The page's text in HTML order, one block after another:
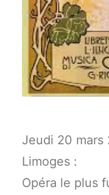
Jeudi 20 mars
Limoges :
Opéra le plus